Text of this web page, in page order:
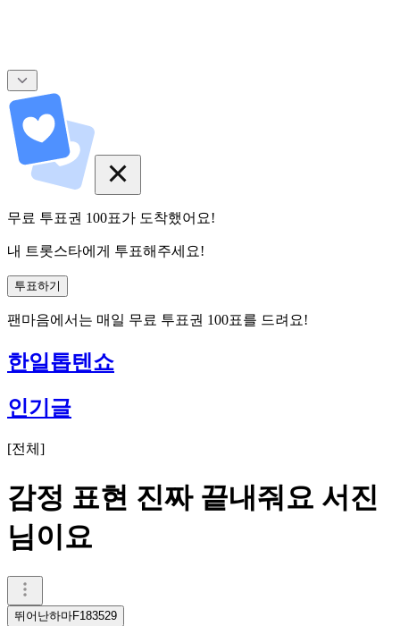
무료 투표권 100표가 도착했어요!
내 트롯스타에게 투표해주세요!
투표하기
팬마음에서는 매일 무료 투표권 100표를 드려요!
한일톱텐쇼
인기글
[전체 ]
감정 표현 진짜 끝내줘요 서진
님이요
뛰어난하마F183529